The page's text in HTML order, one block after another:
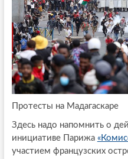
Протесты на Мадагаскаре
Здесь надо напомнить о
инициативе Парижа
участием французских